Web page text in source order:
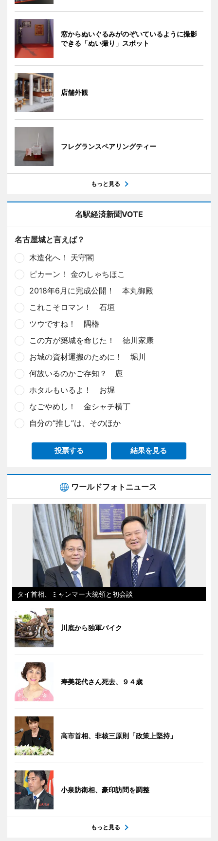
窓からぬいぐるみがのぞいているように撮影
できる「ぬい撮り」スポット
店舗外観
フレグランスペアリングティー
もっと見る
名駅経済新聞VOTE
名古屋城と言えば？
木造化へ！ 天守閣
ピカーン！ 金のしゃちほこ
2018年6月に完成公開！ 本丸御殿
これこそロマン！ 石垣
ツウですね！ 隅櫓
この方が築城を命じた！ 徳川家康
お城の資材運搬のために！ 堀川
何故いるのかご存知？ 鹿
ホタルもいるよ！ お堀
なごやめし！ 金シャチ横丁
自分の“推し”は、そのほか
投票する 結果を見る
ワールドフォトニュース
タイ首相、ミャンマー大統領と初会談
川底から独軍バイク
寿美花代さん死去、９４歳
高市首相、非核三原則「政策上堅持」
小泉防衛相、豪印訪問を調整
もっと見る